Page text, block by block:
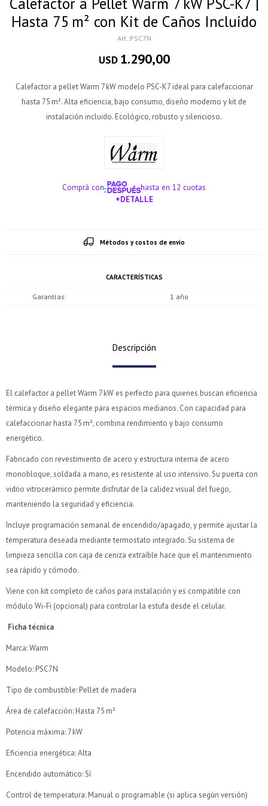
Hasta 75 m² con Kit de Caños Incluido
PSC7N
USD 1.290,00
Calefactor a pellet Warm 7 kW modelo PSC-K7 ideal para calefaccionar
hasta 75 m². Alta eficiencia, bajo consumo, diseño moderno y kit de
instalación incluido. Ecológico, robusto y silencioso.
Comprá con
hasta en 12 cuotas
+DETALLE
Métodos y costos de envío
CARACTERÍSTICAS
Garantías 1 año
Descripción
El calefactor a pellet Warm 7 kW es perfecto para quienes buscan eficiencia
térmica y diseño elegante para espacios medianos. Con capacidad para
calefaccionar hasta 75 m², combina rendimiento y bajo consumo
energético.
Fabricado con revestimiento de acero y estructura interna de acero
monobloque, soldada a mano, es resistente al uso intensivo. Su puerta con
vidrio vitrocerámico permite disfrutar de la calidez visual del fuego,
manteniendo la seguridad y eficiencia.
Incluye programación semanal de encendido/apagado, y permite ajustar la
temperatura deseada mediante termostato integrado. Su sistema de
limpieza sencilla con caja de ceniza extraíble hace que el mantenimiento
sea rápido y cómodo.
Viene con kit completo de caños para instalación y es compatible con
módulo Wi-Fi (opcional) para controlar la estufa desde el celular.
Ficha técnica
Marca: Warm
Modelo: PSC7N
Tipo de combustible: Pellet de madera
Área de calefacción: Hasta 75 m²
Potencia máxima: 7 kW
Eficiencia energética: Alta
Encendido automático: Sí
Control de temperatura: Manual o programable (si aplica según versión)